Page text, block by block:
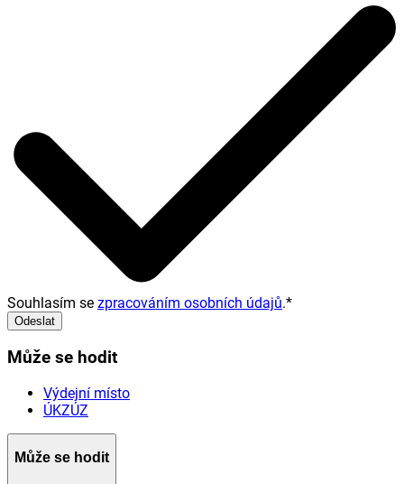
Souhlasím se zpracováním osobních údajů.*
Odeslat
Může se hodit
Výdejní místo
ÚKZÚZ
Může se hodit